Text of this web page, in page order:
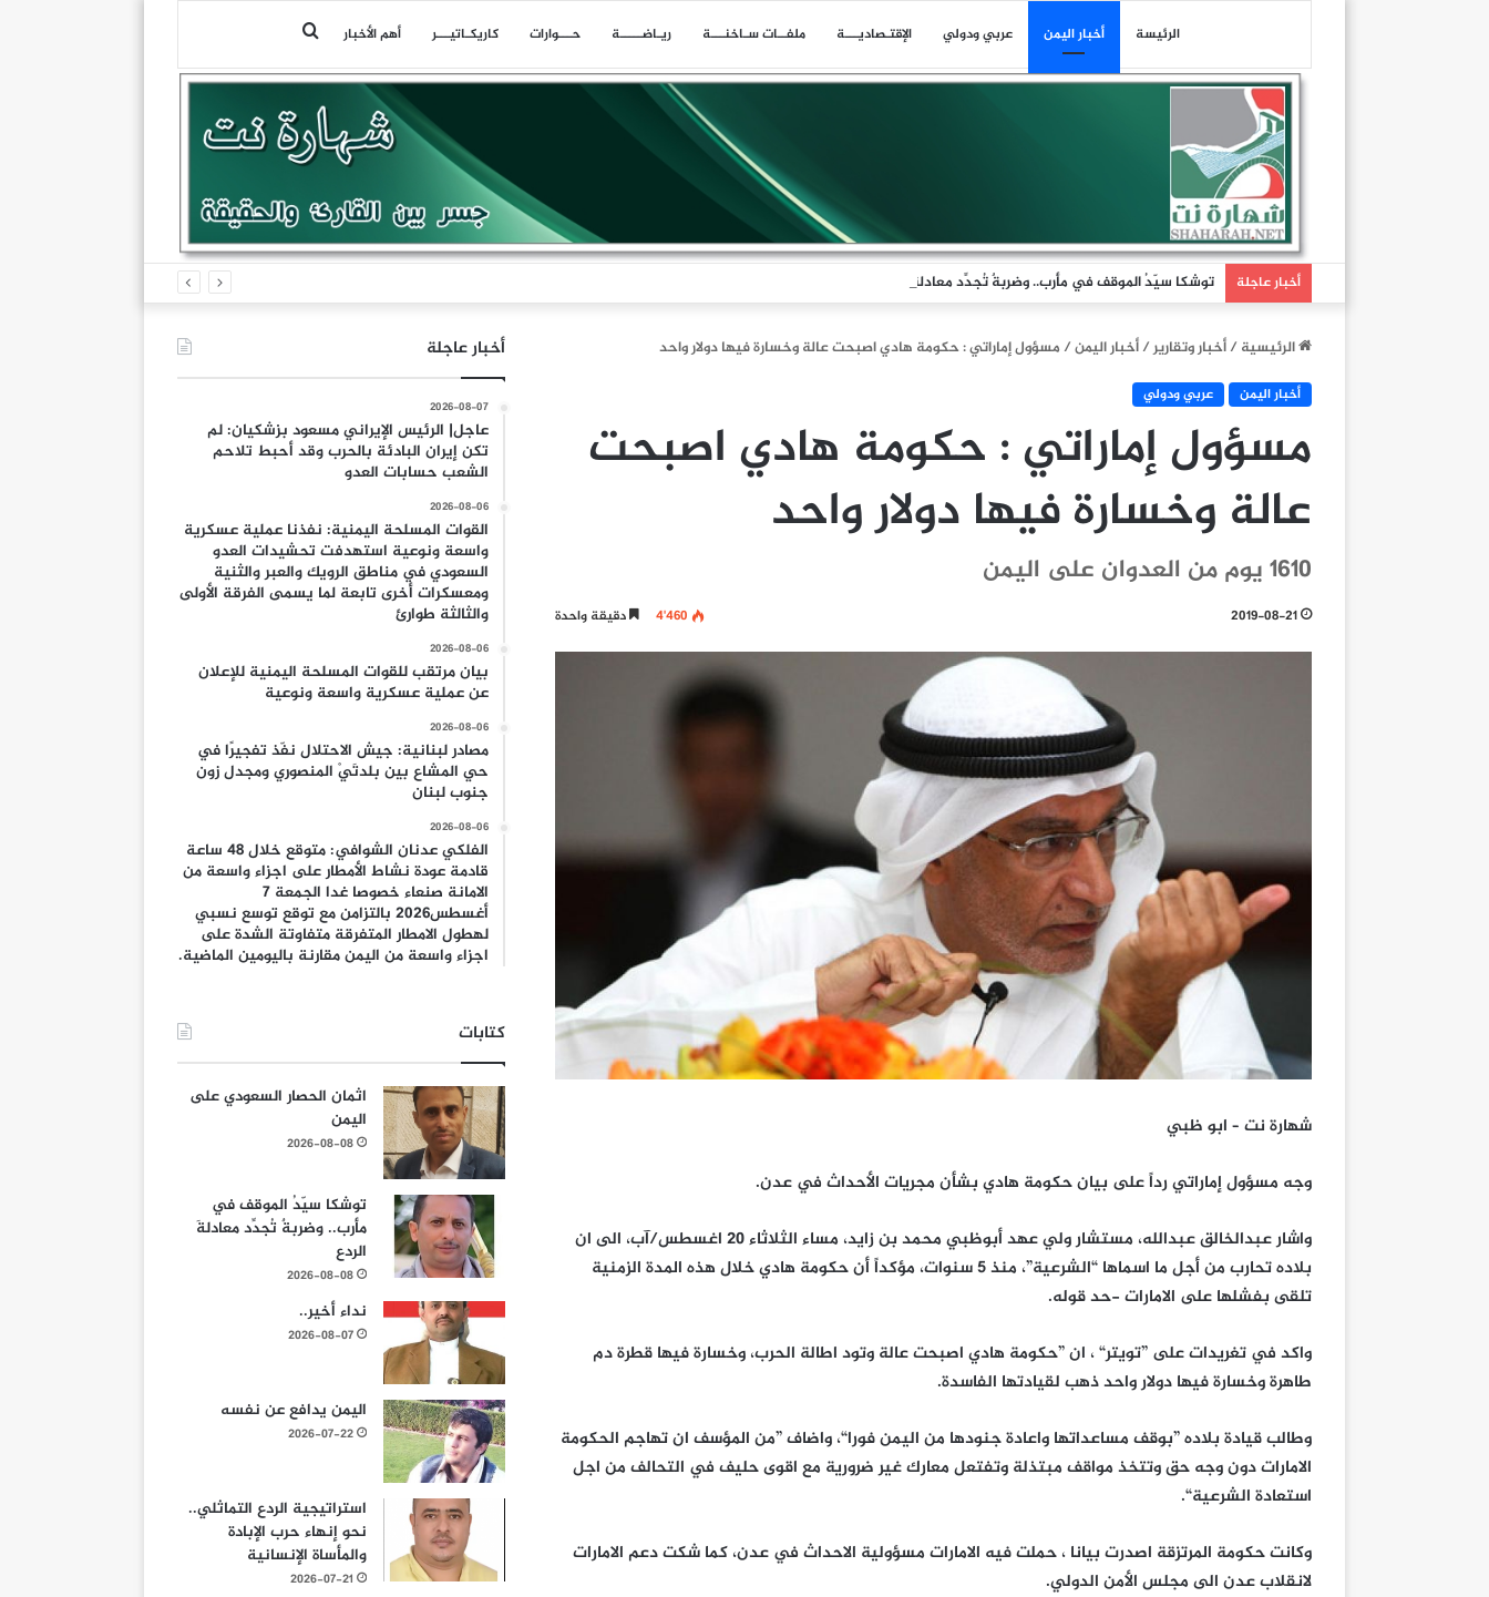
الرئيسة أخبار اليمن عربي ودولي اﻹقتـصاديـــة ملفــات سـاخنـــة ريـاضـــــة حـــوارات كاريكـاتيـــر أهم الأخبار بحث
أخبار عاجلة توشكا سيّدُ الموقف في مأرب.. وضربةٌ تُجدِّد معادلةَ الردع
الرئيسية/أخبار وتقارير/أخبار اليمن/مسؤول إماراتي : حكومة هادي اصبحت عالة وخسارة فيها دولار واحد
أخبار اليمن عربي ودولي
مسؤول إماراتي : حكومة هادي اصبحت
عالة وخسارة فيها دولار واحد
1610 يوم من العدوان على اليمن
2019-08-21 4٬460 دقيقة واحدة
شهارة نت – ابو ظبي
وجه مسؤول إماراتي رداً على بيان حكومة هادي بشأن مجريات الأحداث في عدن.
واشار عبدالخالق عبدالله، مستشار ولي عهد أبوظبي محمد بن زايد، مساء الثلاثاء 20 اغسطس/آب، الى ان
بلاده تحارب من أجل ما اسماها “الشرعية”، منذ 5 سنوات، مؤكداً أن حكومة هادي خلال هذه المدة الزمنية
تلقى بفشلها على الامارات -حد قوله.
واكد في تغريدات على ”تويتر“ ، ان ”حكومة هادي اصبحت عالة وتود اطالة الحرب، وخسارة فيها قطرة دم
طاهرة وخسارة فيها دولار واحد ذهب لقيادتها الفاسدة.
وطالب قيادة بلاده ”بوقف مساعداتها واعادة جنودها من اليمن فورا“، واضاف ”‏من المؤسف ان تهاجم الحكومة
الامارات دون وجه حق وتتخذ مواقف مبتذلة وتفتعل معارك غير ضرورية مع اقوى حليف في التحالف من اجل
استعادة الشرعية“.
وكانت حكومة المرتزقة اصدرت بيانا ، حملت فيه الامارات مسؤولية الاحداث في عدن، كما شكت دعم الامارات
لانقلاب عدن الى مجلس الأمن الدولي.
أخبار عاجلة
2026-08-07
عاجل| الرئيس الإيراني مسعود بزشكيان: لم
تكن إيران البادئة بالحرب وقد أحبط تلاحم
الشعب حسابات العدو
2026-08-06
القوات المسلحة اليمنية: نفذنا عملية عسكرية
واسعة ونوعية استهدفت تحشيدات العدو
السعودي في مناطق الرويك والعبر والثنية
ومعسكرات أخرى تابعة لما يسمى الفرقة الأولى
والثالثة طوارئ
2026-08-06
بيان مرتقب للقوات المسلحة اليمنية للإعلان
عن عملية عسكرية واسعة ونوعية
2026-08-06
مصادر لبنانية: جيش الاحتلال نفّذ تفجيرًا في
حي المشاع بين بلدتَيْ المنصوري ومجدل زون
جنوب لبنان
2026-08-06
الفلكي عدنان الشوافي: متوقع خلال 48 ساعة
قادمة عودة نشاط الأمطار على اجزاء واسعة من
الامانة صنعاء خصوصا غدا الجمعة 7
أغسطس2026 بالتزامن مع توقع توسع نسبي
لهطول الامطار المتفرقة متفاوتة الشدة على
اجزاء واسعة من اليمن مقارنة باليومين الماضية.
كتابات
اثمان الحصار السعودي على
اليمن
2026-08-08
توشكا سيّدُ الموقف في
مأرب.. وضربةٌ تُجدِّد معادلةَ
الردع
2026-08-08
نداء أخير..
2026-08-07
اليمن يدافع عن نفسه
2026-07-22
استراتيجية الردع التماثلي..
نحو إنهاء حرب الإبادة
والمأساة الإنسانية
2026-07-21